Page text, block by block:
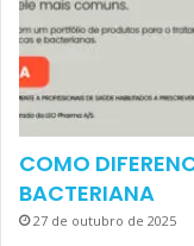
COMO
BACTERIANA
27 de outubro de 2025